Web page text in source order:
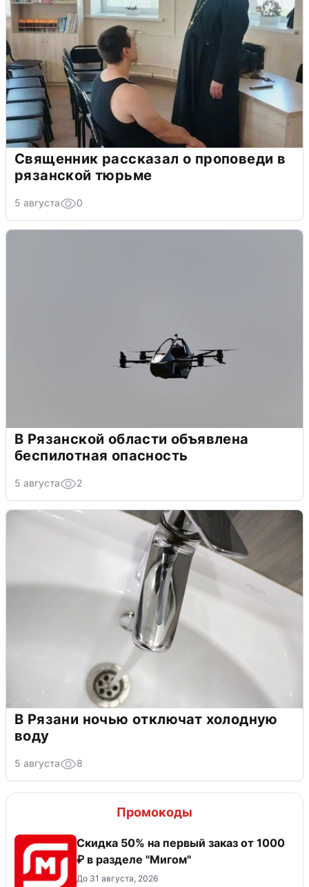
Священник рассказал о проповеди в
рязанской тюрьме
5 августа 0
В Рязанской области объявлена
беспилотная опасность
5 августа 2
В Рязани ночью отключат холодную
воду
5 августа 8
Промокоды
Скидка 50% на первый заказ от 1000
₽ в разделе "Мигом"
До 31 августа, 2026